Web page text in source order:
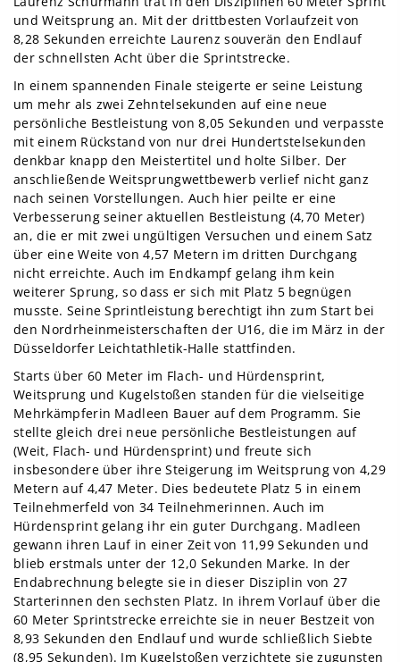
und Weitsprung an. Mit der drittbesten Vorlaufzeit von
8,28 Sekunden erreichte Laurenz souverän den Endlauf
der schnellsten Acht über die Sprintstrecke.
In einem spannenden Finale steigerte er seine Leistung
um mehr als zwei Zehntelsekunden auf eine neue
persönliche Bestleistung von 8,05 Sekunden und verpasste
mit einem Rückstand von nur drei Hundertstelsekunden
denkbar knapp den Meistertitel und holte Silber. Der
anschließende Weitsprungwettbewerb verlief nicht ganz
nach seinen Vorstellungen. Auch hier peilte er eine
Verbesserung seiner aktuellen Bestleistung (4,70 Meter)
an, die er mit zwei ungültigen Versuchen und einem Satz
über eine Weite von 4,57 Metern im dritten Durchgang
nicht erreichte. Auch im Endkampf gelang ihm kein
weiterer Sprung, so dass er sich mit Platz 5 begnügen
musste. Seine Sprintleistung berechtigt ihn zum Start bei
den Nordrheinmeisterschaften der U16, die im März in der
Düsseldorfer Leichtathletik-Halle stattfinden.
Starts über 60 Meter im Flach- und Hürdensprint,
Weitsprung und Kugelstoßen standen für die vielseitige
Mehrkämpferin Madleen Bauer auf dem Programm. Sie
stellte gleich drei neue persönliche Bestleistungen auf
(Weit, Flach- und Hürdensprint) und freute sich
insbesondere über ihre Steigerung im Weitsprung von 4,29
Metern auf 4,47 Meter. Dies bedeutete Platz 5 in einem
Teilnehmerfeld von 34 Teilnehmerinnen. Auch im
Hürdensprint gelang ihr ein guter Durchgang. Madleen
gewann ihren Lauf in einer Zeit von 11,99 Sekunden und
blieb erstmals unter der 12,0 Sekunden Marke. In der
Endabrechnung belegte sie in dieser Disziplin von 27
Starterinnen den sechsten Platz. In ihrem Vorlauf über die
60 Meter Sprintstrecke erreichte sie in neuer Bestzeit von
8,93 Sekunden den Endlauf und wurde schließlich Siebte
(8,95 Sekunden). Im Kugelstoßen verzichtete sie zugunsten